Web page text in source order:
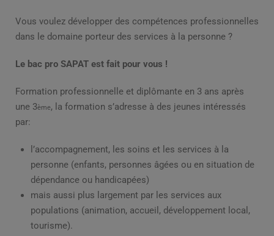
Vous voulez développer des compétences professionnelles
dans le domaine porteur des services à la personne ?
Le bac pro SAPAT est fait pour vous !
Formation professionnelle et diplômante en 3 ans après
une 3ème, la formation s’adresse à des jeunes intéressés
par:
l’accompagnement, les soins et les services à la
personne (enfants, personnes âgées ou en situation de
dépendance ou handicapées)
mais aussi plus largement par les services aux
populations (animation, accueil, développement local,
tourisme).